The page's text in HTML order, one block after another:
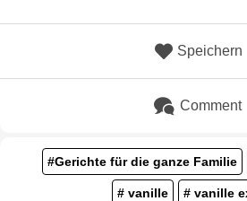
Speichern
Comment
#Gerichte für die ganze Familie
# vanille # vanille